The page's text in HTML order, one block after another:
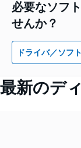
必要なソフ
せんか？
ドライバ／ソフ
最新のデ